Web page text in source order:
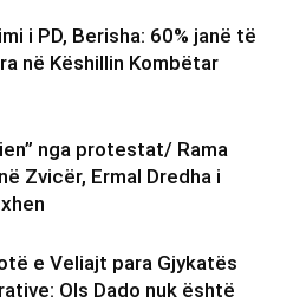
i PD, Berisha: 60% janë të
në Këshillin Kombëtar
nga protestat/ Rama
Zvicër, Ermal Dredha i
e Veliajt para Gjykatës
Ols Dado nuk është